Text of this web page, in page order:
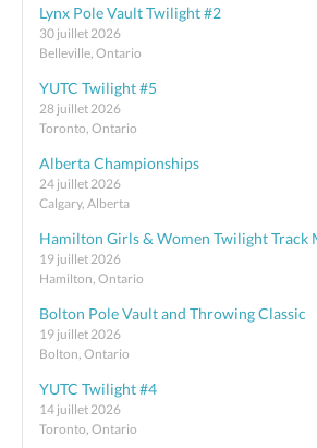
Lynx Pole Vault Twilight #2
30 juillet 2026
Belleville, Ontario
YUTC Twilight #5
28 juillet 2026
Toronto, Ontario
Alberta Championships
24 juillet 2026
Calgary, Alberta
Hamilton Girls & Women Twilight Track
19 juillet 2026
Hamilton, Ontario
Bolton Pole Vault and Throwing Classic
19 juillet 2026
Bolton, Ontario
YUTC Twilight #4
14 juillet 2026
Toronto, Ontario